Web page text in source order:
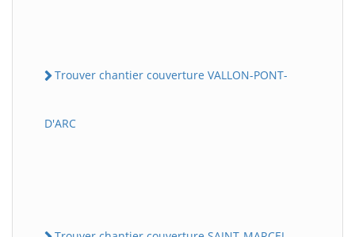
Trouver chantier couverture VALLON-PONT-
D'ARC